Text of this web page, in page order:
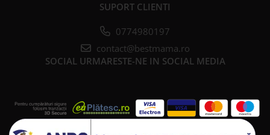
SUPORT CLIENTI
0774980197
contact@bestmama.ro
SOCIAL URMARESTE-NE IN SOCIAL MEDIA